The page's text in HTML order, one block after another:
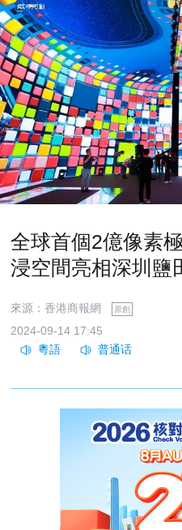
全球首個2億像素
浸空間亮相深圳鹽
來源：香港商報網 原創
2024-09-14 17:45